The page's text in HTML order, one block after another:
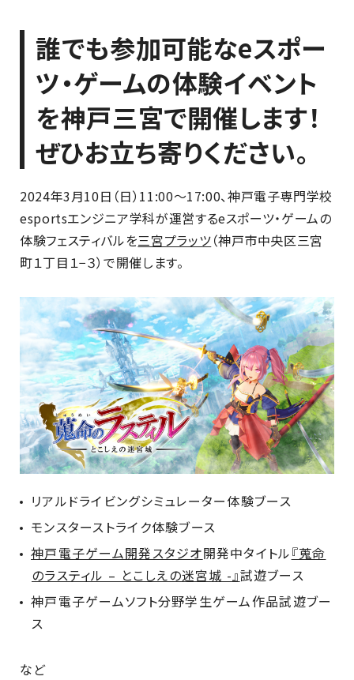
誰でも参加可能なeスポー
ツ・ゲームの体験イベント
を神戸三宮で開催します！
ぜひお立ち寄りください。
2024年3月10日（日）11:00～17:00、神戸電子専門学校
esportsエンジニア学科が運営するeスポーツ・ゲームの
体験フェスティバルを三宮プラッツ（神戸市中央区三宮
町１丁目１−３）で開催します。
リアルドライビングシミュレーター体験ブース
モンスターストライク体験ブース
神戸電子ゲーム開発スタジオ開発中タイトル『蒐命
のラスティル – とこしえの迷宮城 -』試遊ブース
神戸電子ゲームソフト分野学生ゲーム作品試遊ブー
ス
など